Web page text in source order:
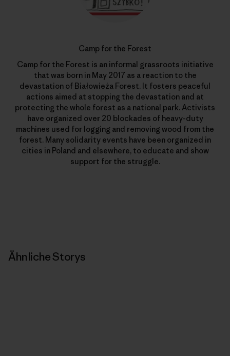
Camp for the Forest
Camp for the Forest is an informal grassroots initiative
that was born in May 2017 as a reaction to the
devastation of Białowieża Forest. It fosters peaceful
actions aimed at stopping the devastation and at
protecting the whole forest as a national park. Activists
have organized over 20 blockades of heavy-duty
machines used for logging and removing wood from the
forest. Many solidarity events have been organized in
cities in Poland and elsewhere, to educate and show
support for the struggle.
Ähnliche Storys